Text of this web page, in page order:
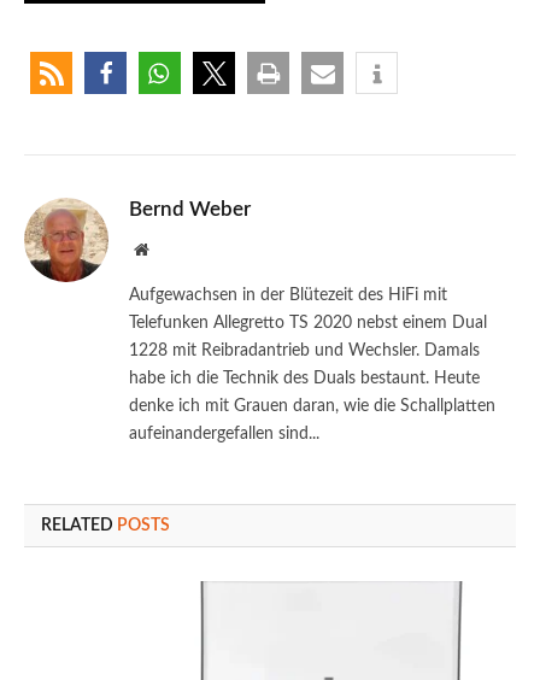
Bernd Weber
Website
Aufgewachsen in der Blütezeit des HiFi mit
Telefunken Allegretto TS 2020 nebst einem Dual
1228 mit Reibradantrieb und Wechsler. Damals
habe ich die Technik des Duals bestaunt. Heute
denke ich mit Grauen daran, wie die Schallplatten
aufeinandergefallen sind...
RELATED POSTS